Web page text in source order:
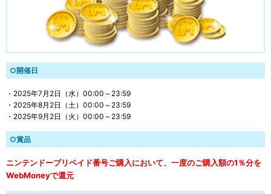
○開催日
・2025年7月2日（水）00:00～23:59
・2025年8月2日（土）00:00～23:59
・2025年9月2日（火）00:00～23:59
○賞品
ニンテンドープリペイド番号ご購入において、一度のご購入額の1％分を
WebMoneyで還元